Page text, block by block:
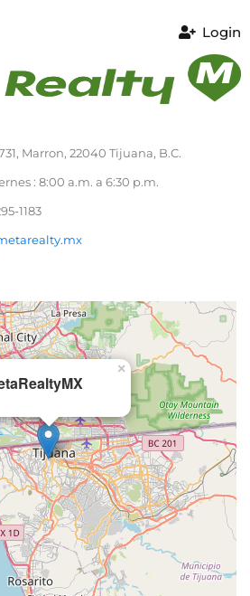
Login
Marron, 22040 Tijuana, B.C.
: 8:00 a.m. a 6:30 p.m.
1183
×